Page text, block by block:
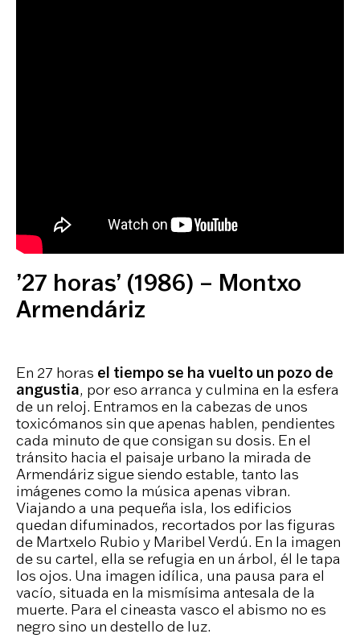
’27 horas’ (1986) – Montxo
Armendáriz
En 27 horas el tiempo se ha vuelto un pozo de
angustia, por eso arranca y culmina en la esfera
de un reloj. Entramos en la cabezas de unos
toxicómanos sin que apenas hablen, pendientes
cada minuto de que consigan su dosis. En el
tránsito hacia el paisaje urbano la mirada de
Armendáriz sigue siendo estable, tanto las
imágenes como la música apenas vibran.
Viajando a una pequeña isla, los edificios
quedan difuminados, recortados por las figuras
de Martxelo Rubio y Maribel Verdú. En la imagen
de su cartel, ella se refugia en un árbol, él le tapa
los ojos. Una imagen idílica, una pausa para el
vacío, situada en la mismísima antesala de la
muerte. Para el cineasta vasco el abismo no es
negro sino un destello de luz.